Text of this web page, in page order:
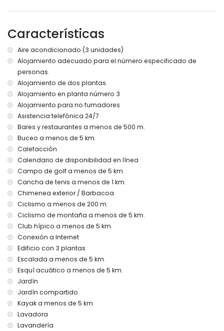
zona de estar al aire libre y zona de comedor al aire libre
vallado
Más información
pueblo más cercano: Denia (a menos de 1000 metros del
apartamento)
ribera o orilla más cercana a menos de 200 metros del
apartamento
playa más cercana: Las Marinas, Denia (a menos de 200
metros del apartamento)
puerto más cercano: Puerto (a menos de 4 kilómetros del
apartamento)
parque más cercano: parque natural del Montgó (a menos
de 200 metros del apartamento)
aeropuerto más cercano: Alicante (a menos de 100
kilómetros del apartamento)
segundo aeropuerto más cercano: Valencia (> 100
kilómetros)
transporte público cercano: autobús a menos de 2
kilómetros y tren a 25 kilómetros
prohibido fumar
no se permiten mascotas
El alojamiento es muy adecuado para familias con niños
Instalaciones y servicios incluidos en el precio de alquiler
del apartamento
internet (WiFi)
plancha y tabla de planchar
ropa de cama y toallas
servicio de recepción y servicio de emergencia 24 horas
calefacción de aire y aire acondicionado
Características
Aire acondicionado (3 unidades)
Alojamiento adecuado para el número especificado de
personas.
Alojamiento de dos plantas.
Alojamiento en planta número 3
Alojamiento para no fumadores
Asistencia telefónica 24/7
Bares y restaurantes a menos de 500 m.
Buceo a menos de 5 km.
Calefacción
Calendario de disponibilidad en línea
Campo de golf a menos de 5 km.
Cancha de tenis a menos de 1 km.
Chimenea exterior / Barbacoa
Ciclismo a menos de 200 m.
Ciclismo de montaña a menos de 5 km.
Club hípico a menos de 5 km.
Conexión a Internet
Edificio con 3 plantas
Escalada a menos de 5 km.
Esquí acuático a menos de 5 km.
Jardín
Jardín compartido
Kayak a menos de 5 km.
Lavadora
Lavandería